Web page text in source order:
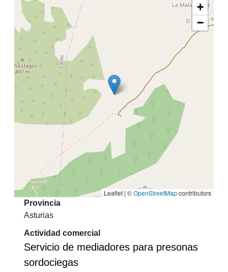
+
−
Leaflet | ©OpenStreetMapcontributors
Provincia
Asturias
Actividad comercial
Servicio de mediadores para presonas
sordociegas